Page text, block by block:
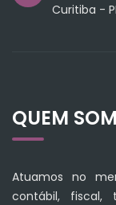
Curitiba -
QUEM
Atuamos no
contábil, fiscal,